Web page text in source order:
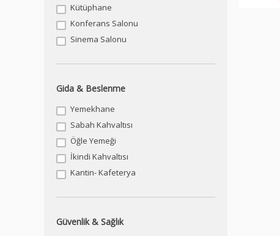
Kütüphane
Konferans Salonu
Sinema Salonu
Gida & Beslenme
Yemekhane
Sabah Kahvaltısı
Öğle Yemeği
İkindi Kahvaltısı
Kantin- Kafeterya
Güvenlik & Sağlık